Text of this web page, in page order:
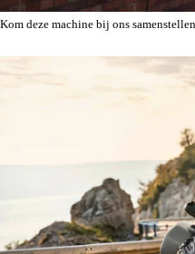
Kom deze machine bij ons